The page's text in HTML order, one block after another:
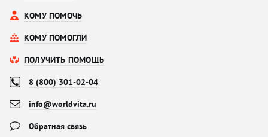
КОМУ ПОМОЧЬ
КОМУ ПОМОГЛИ
ПОЛУЧИТЬ ПОМОЩЬ
8 (800) 301-02-04
info@worldvita.ru
Обратная связь